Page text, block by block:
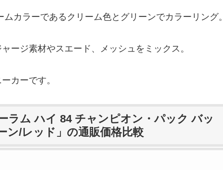
カラーであるクリーム色とグリーンでカラーリング。
ージ素材やスエード、メッシュをミックス。
カーです。
ラム ハイ 84 チャンピオン・パック バッ
ン/レッド」の通販価格比較